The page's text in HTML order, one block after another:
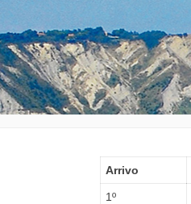
Arrivo
1º